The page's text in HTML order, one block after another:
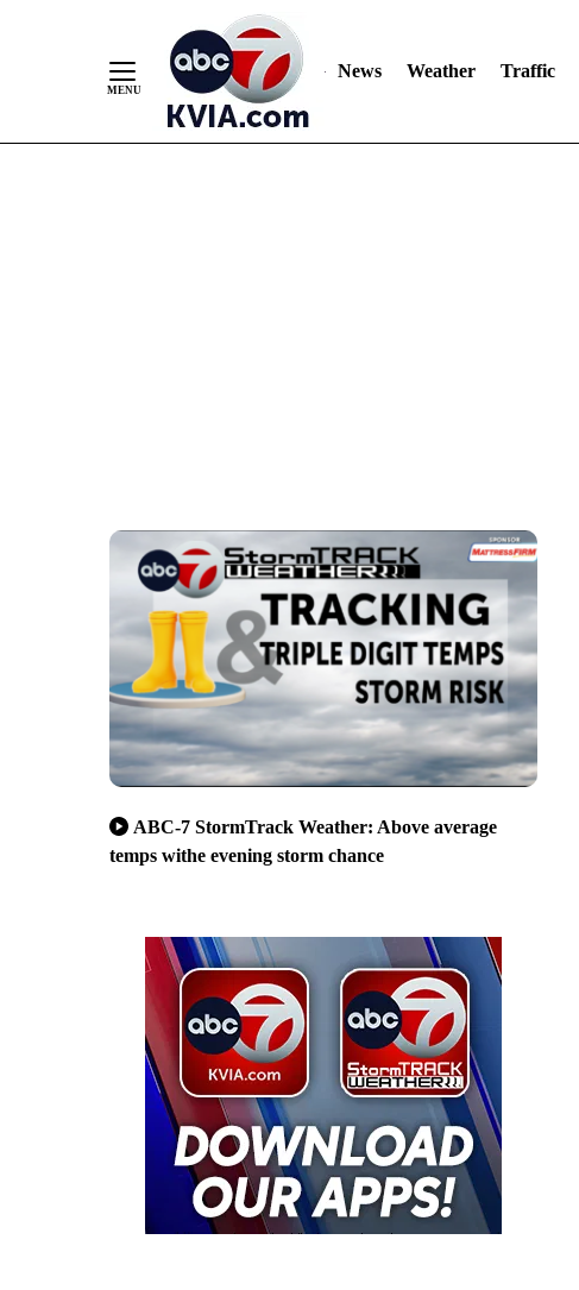
News Weather Traffic
ABC-7 StormTrack Weather: Above average
temps withe evening storm chance